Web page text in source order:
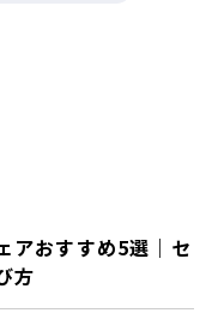
アおすすめ5選｜セ
方